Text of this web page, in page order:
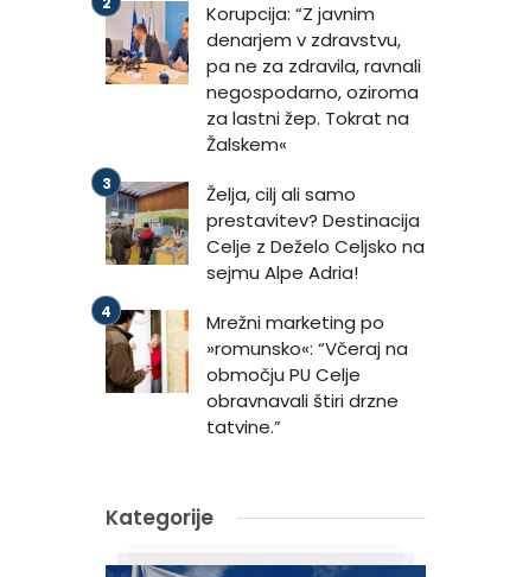
Korupcija: “Z javnim
denarjem v zdravstvu,
pa ne za zdravila, ravnali
negospodarno, oziroma
za lastni žep. Tokrat na
Žalskem«
Želja, cilj ali samo
prestavitev? Destinacija
Celje z Deželo Celjsko na
sejmu Alpe Adria!
Mrežni marketing po
»romunsko«: “Včeraj na
območju PU Celje
obravnavali štiri drzne
tatvine.”
Kategorije